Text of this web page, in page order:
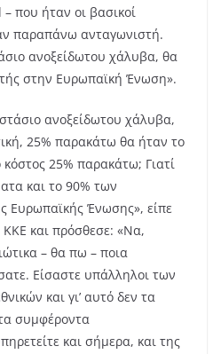
που ήταν οι βασικοί
παραπάνω ανταγωνιστή.
ανοξείδωτου χάλυβα, θα
στην Ευρωπαϊκή Ένωση».
ανοξείδωτου χάλυβα,
25% παρακάτω θα ήταν το
κόστος 25% παρακάτω; Γιατί
και το 90% των
Ευρωπαϊκής Ένωσης», είπε
και πρόσθεσε: «Να,
– θα πω – ποια
Είσαστε υπάλληλοι των
και γι’ αυτό δεν τα
συμφέροντα
και σήμερα, και της